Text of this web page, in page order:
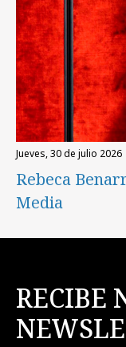
jueves, 30 de julio 2026
Rebeca
Media
RECIBE